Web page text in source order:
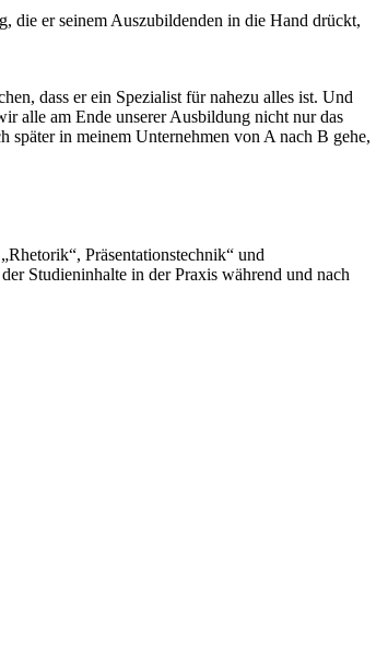
die er seinem Auszubildenden in die Hand drückt,
dass er ein Spezialist für nahezu alles ist. Und
alle am Ende unserer Ausbildung nicht nur das
später in meinem Unternehmen von A nach B gehe,
Präsentationstechnik“ und
Studieninhalte in der Praxis während und nach